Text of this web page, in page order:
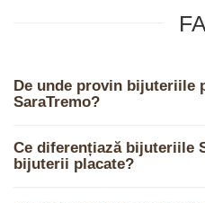
De unde provin bijuteriile
SaraTremo?
Ce diferențiază bijuteriile
bijuterii placate?